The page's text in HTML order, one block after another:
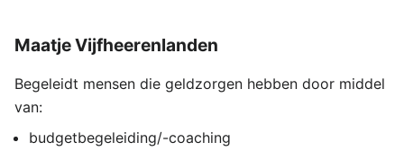
Maatje Vijfheerenlanden
Begeleidt mensen die geldzorgen hebben door middel
van:
budgetbegeleiding/-coaching